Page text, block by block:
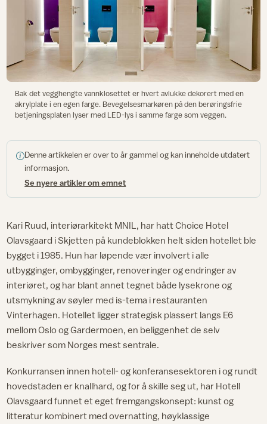
Bak det vegghengte vannklosettet er hvert avlukke dekorert med en
akrylplate i en egen farge. Bevegelsesmarkøren på den berøringsfrie
betjeningsplaten lyser med LED-lys i samme farge som veggen.
Denne artikkelen er over to år gammel og kan inneholde utdatert
informasjon.
Se nyere artikler om emnet
Kari Ruud, interiørarkitekt MNIL, har hatt Choice Hotel
Olavsgaard i Skjetten på kundeblokken helt siden hotellet ble
bygget i 1985. Hun har løpende vær involvert i alle
utbygginger, ombygginger, renoveringer og endringer av
interiøret, og har blant annet tegnet både lysekrone og
utsmykning av søyler med is-tema i restauranten
Vinterhagen. Hotellet ligger strategisk plassert langs E6
mellom Oslo og Gardermoen, en beliggenhet de selv
beskriver som Norges mest sentrale.
Konkurransen innen hotell- og konferansesektoren i og rundt
hovedstaden er knallhard, og for å skille seg ut, har Hotell
Olavsgaard funnet et eget fremgangskonsept: kunst og
litteratur kombinert med overnatting, høyklassige